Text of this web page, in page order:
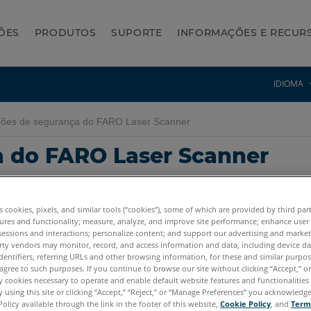
PRODUTOS SUPORTE INFORMAÇÕES E
IDIOMA
de segurança do FARO Laser Scanner
FARO Laser Scanner
Max Focus S Focus S Plus Focus M Focus3D Focus3D X
cookies, pixels, and similar tools (“cookies”), some of which are provided by third
and functionality; measure, analyze, and improve site performance; enhance user
and interactions; personalize content; and support our advertising and
vendors may monitor, record, and access information and data, including device
referring URLs and other browsing information, for these and similar
to such purposes. If you continue to browse our site without clicking “Accept,”
cookies necessary to operate and enable default website features and
using this site or clicking “Accept,” “Reject,” or “Manage Preferences” you
available through the link in the footer of this website, Cookie Policy , and